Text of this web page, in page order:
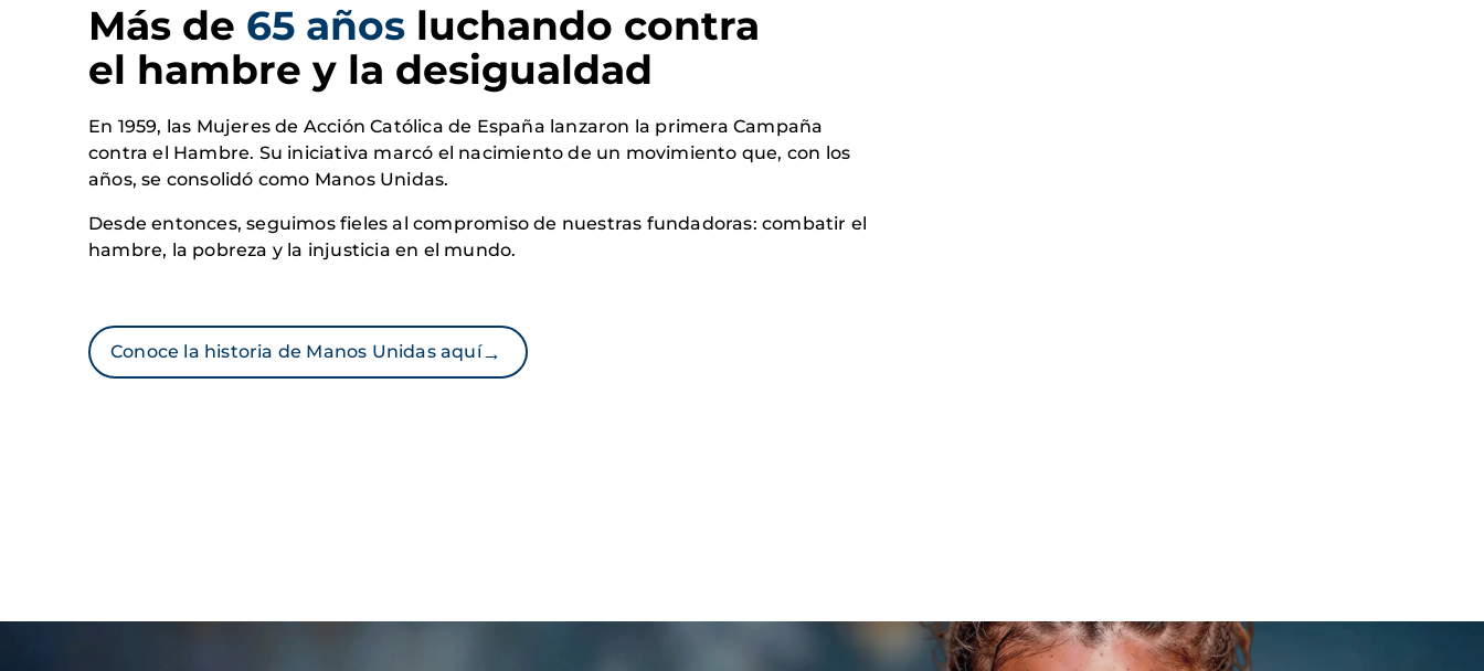
Más de 65 años luchando contra
el hambre y la desigualdad
En 1959, las Mujeres de Acción Católica de España lanzaron la primera Campaña
contra el Hambre. Su iniciativa marcó el nacimiento de un movimiento que, con los
años, se consolidó como Manos Unidas.
Desde entonces, seguimos fieles al compromiso de nuestras fundadoras: combatir el
hambre, la pobreza y la injusticia en el mundo.
Conoce la historia de Manos Unidas aquí→